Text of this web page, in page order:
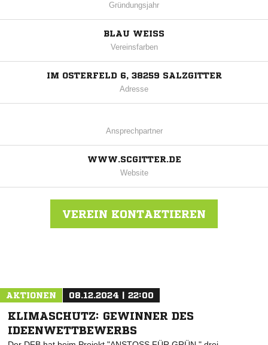
Gründungsjahr
BLAU WEISS
Vereinsfarben
IM OSTERFELD 6, 38259 SALZGITTER
Adresse
Ansprechpartner
WWW.SCGITTER.DE
Website
VEREIN KONTAKTIEREN
AKTIONEN 08.12.2024 | 22:00
KLIMASCHUTZ: GEWINNER DES
IDEENWETTBEWERBS